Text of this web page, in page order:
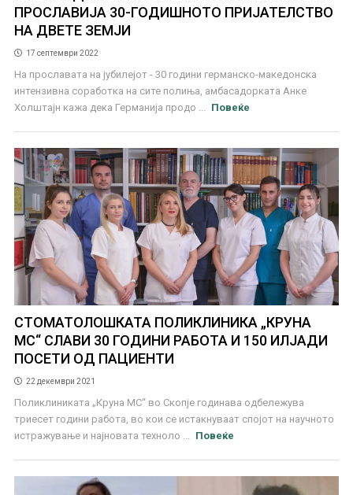
ПРОСЛАВИЈА 30-ГОДИШНОТО ПРИЈАТЕЛСТВО
НА ДВЕТЕ ЗЕМЈИ
17 септември 2022
На прославата на јубилејот - 30 години германско-македонска
интензивна соработка на сите полиња, амбасадорката Анке
Холштајн кажа дека Германија продо ...
Повеќе
СТОМАТОЛОШКАТА ПОЛИКЛИНИКА „КРУНА
МС“ СЛАВИ 30 ГОДИНИ РАБОТА И 150 ИЛЈАДИ
ПОСЕТИ ОД ПАЦИЕНТИ
22 декември 2021
Поликлиниката „Круна МС“ во Скопје годинава одбележува
триесет години работа, во кои се истакнуваат спојот на научното
истражување и најновата техноло ...
Повеќе